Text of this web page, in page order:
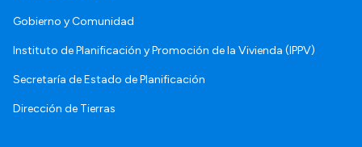
Gobierno y Comunidad
Instituto de Planificación y Promoción de la Vivienda (IPPV)
Secretaría de Estado de Planificación
Dirección de Tierras